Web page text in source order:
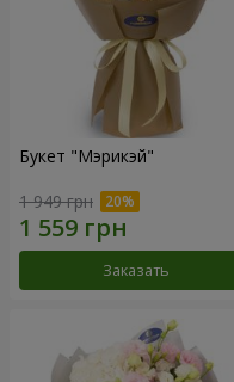
Букет "Мэрикэй"
1 949 грн
Заказать